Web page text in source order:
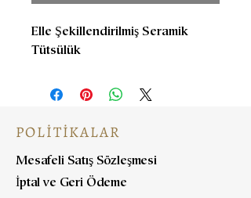
Elle Şekillendirilmiş Seramik
Tütsülük
POLİTİKALAR
Mesafeli Satış Sözleşmesi
İptal ve Geri Ödeme